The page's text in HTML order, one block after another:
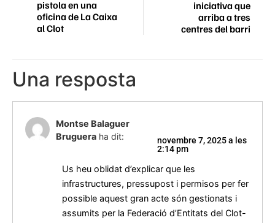
pistola en una
oficina de La Caixa
al Clot
iniciativa que
arriba a tres
centres del barri
Una resposta
Montse Balaguer
Bruguera ha dit:
novembre 7, 2025 a les
2:14 pm
Us heu oblidat d’explicar que les
infrastructures, pressupost i permisos per fer
possible aquest gran acte són gestionats i
assumits per la Federació d’Entitats del Clot-